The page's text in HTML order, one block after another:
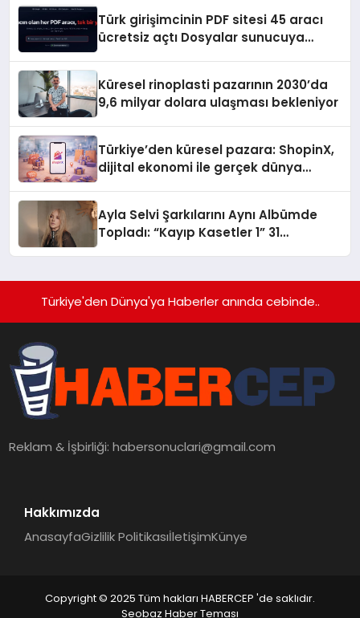
Türk girişimcinin PDF sitesi 45 aracı
ücretsiz açtı Dosyalar sunucuya
Küresel rinoplasti pazarının 2030’da
9,6 milyar dolara ulaşması bekleniyor
Türkiye’den küresel pazara: ShopinX,
dijital ekonomi ile gerçek dünya
Ayla Selvi Şarkılarını Aynı Albümde
Topladı: “Kayıp Kasetler 1” 31
Türkiye'den Dünya'ya Haberler anında cebinde..
Reklam & İşbirliği:habersonuclari@gmail.com
Hakkımızda
AnasayfaGizlilik PolitikasıİletişimKünye
Copyright © 2025 Tüm hakları HABERCEP 'de saklıdır.
Seobaz Haber Teması